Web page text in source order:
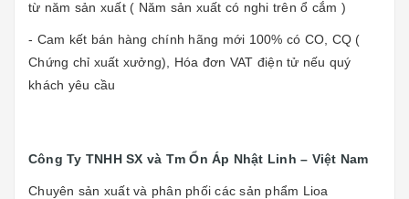
từ năm sản xuất ( Năm sản xuất có nghi trên ổ cắm )
- Cam kết bán hàng chính hãng mới 100% có CO, CQ (
Chứng chỉ xuất xưởng), Hóa đơn VAT điện tử nếu quý
khách yêu cầu
Công Ty TNHH SX và Tm Ổn Áp Nhật Linh – Việt Nam
Chuyên sản xuất và phân phối các sản phẩm Lioa